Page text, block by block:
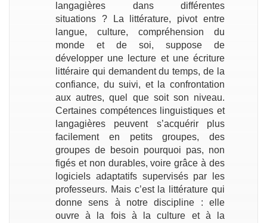
langagières dans différentes
situations ? La littérature, pivot entre
langue, culture, compréhension du
monde et de soi, suppose de
développer une lecture et une écriture
littéraire qui demandent du temps, de la
confiance, du suivi, et la confrontation
aux autres, quel que soit son niveau.
Certaines compétences linguistiques et
langagières peuvent s’acquérir plus
facilement en petits groupes, des
groupes de besoin pourquoi pas, non
figés et non durables, voire grâce à des
logiciels adaptatifs supervisés par les
professeurs. Mais c’est la littérature qui
donne sens à notre discipline : elle
ouvre à la fois à la culture et à la